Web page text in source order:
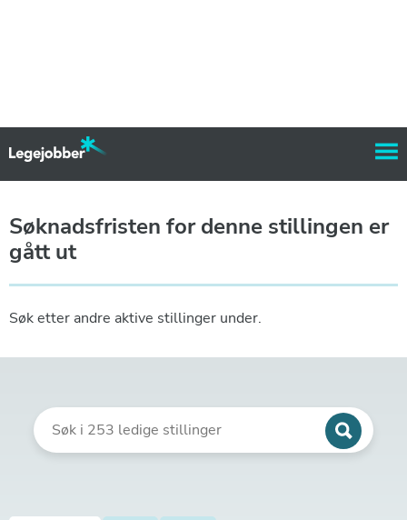
Søknadsfristen for denne stillingen er
gått ut
Søk etter andre aktive stillinger under.